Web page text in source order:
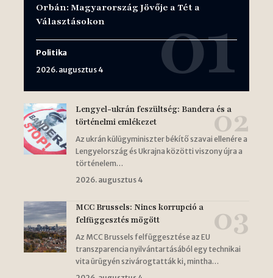
Orbán: Magyarország Jövője a Tét a
Választásokon
Politika
2026. augusztus 4
Lengyel-ukrán feszültség: Bandera és a
történelmi emlékezet
Az ukrán külügyminiszter békítő szavai ellenére a
Lengyelország és Ukrajna közötti viszony újra a
történelem…
2026. augusztus 4
MCC Brussels: Nincs korrupció a
felfüggesztés mögött
Az MCC Brussels felfüggesztése az EU
transzparencia nyilvántartásából egy technikai
vita ürügyén szivárogtatták ki, mintha…